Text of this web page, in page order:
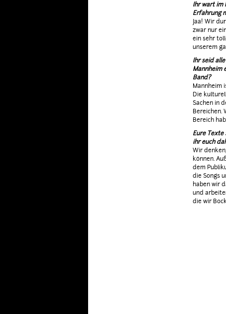
Ihr wart im
Erfahrung
Jaa! Wir
zwar nur
ein sehr
unserem
Ihr seid
Mannheim
Band?
Mannheim
Die
Sachen in
Bereichen.
Bereich
Eure Texte
ihr euch
Wir
können.
dem
die Songs
haben wir
und
die wir